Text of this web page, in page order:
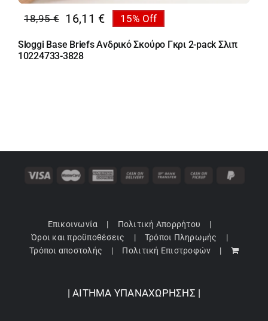
18,95€
Original
price
was:
16,11 €
Η
τρέχουσα
τιμή
15% Off
Sloggi Base Briefs Ανδρικό Σκούρο Γκρι 2-pack Σλιπ
10224733-3828
Επικοινωνία
Πολιτική Απορρήτου
Όροι και προϋποθέσεις
Τρόποι Πληρωμής
Τρόποι αποστολής
Πολιτική Επιστροφών
| ΑΙΤΗΜΑ ΥΠΑΝΑΧΩΡΗΣΗΣ |